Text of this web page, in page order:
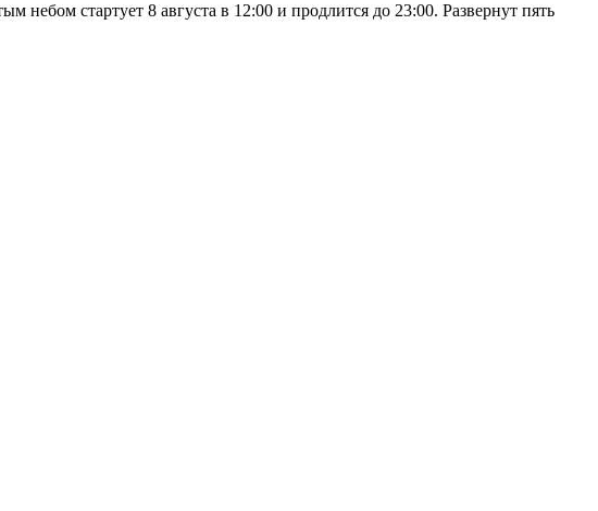
стартует 8 августа в 12:00 и продлится до 23:00. Развернут пять